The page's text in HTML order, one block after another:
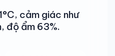
cảm giác như
độ ẩm 63%.